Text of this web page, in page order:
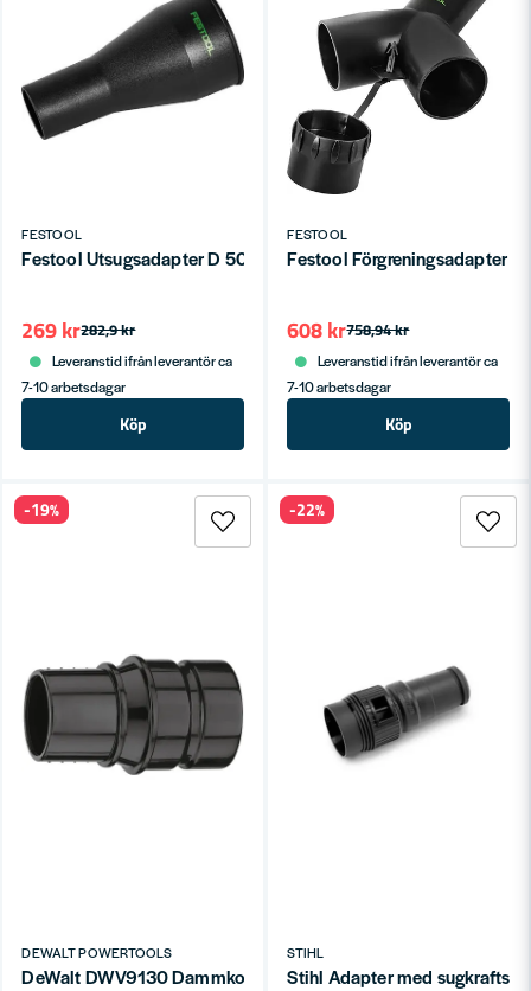
FESTOOL
Festool Utsugsadapter D 50/D 36
282,9 kr
269 kr
Leveranstid ifrån leverantör ca
7-10 arbetsdagar
Köp
FESTOOL
Festool Förgreningsadapter
758,94 kr
608 kr
Leveranstid ifrån leverantör ca
7-10 arbetsdagar
Köp
DEWALT POWERTOOLS
DeWalt DWV9130 Dammkopplingssystem 35mm
-19%
STIHL
Stihl Adapter med
-22%